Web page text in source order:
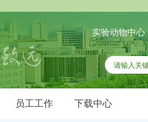
实验动物中心
员工工作 下载中心